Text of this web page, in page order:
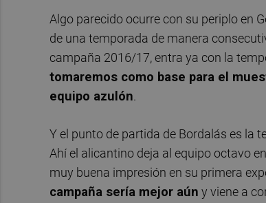
Algo parecido ocurre con su periplo en
de una temporada de manera
campaña 2016/17, entra ya con la
tomaremos como base para el
equipo azulón.
Y el punto de partida de Bordalás es la
Ahí el alicantino deja al equipo octavo
muy buena impresión en su primera
campaña sería mejor aún y viene a